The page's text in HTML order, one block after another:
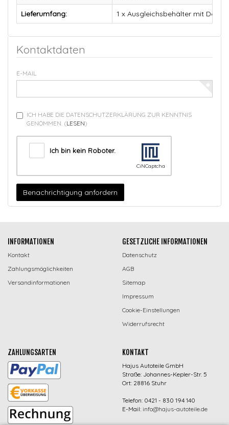
Lieferumfang: 1 x Ausgleichsbehälter mit Deckel
Kontaktdaten
E-MAIL
ICH HABE DIE DATENSCHUTZERKLÄRUNG ZUR KENNTNIS
GENOMMEN. (LESEN)
Ich bin kein Roboter.
CiNCaptcha
Benachrichtigung anfordern
INFORMATIONEN
Kontakt
Zahlungsmöglichkeiten
Versandinformationen
GESETZLICHE INFORMATIONEN
Datenschutz
AGB
Sitemap
Impressum
Cookie-Einstellungen
Widerrufsrecht
ZAHLUNGSARTEN KONTAKT
Hajus Autoteile GmbH
Straße: Johannes-Kepler-Str. 5
Ort: 28816 Stuhr
Telefon: 0421 - 830 194 140
E-Mail: info@hajus-autoteile.de